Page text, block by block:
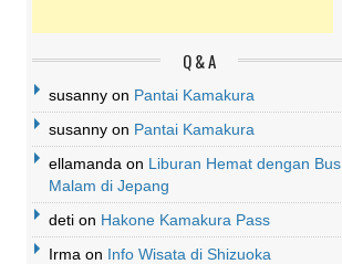
Q & A
susannyon Pantai Kamakura
susannyon Pantai Kamakura
ellamanda on Liburan Hemat dengan Bus
Malam di Jepang
detion Hakone Kamakura Pass
Irma on Info Wisata di Shizuoka